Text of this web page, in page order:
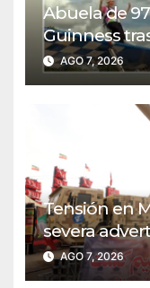
Abuela de
Guinness
unaAGO 7, 2026
Tensión en
severa
Golfo
oscuras”
AGO 7, 2026